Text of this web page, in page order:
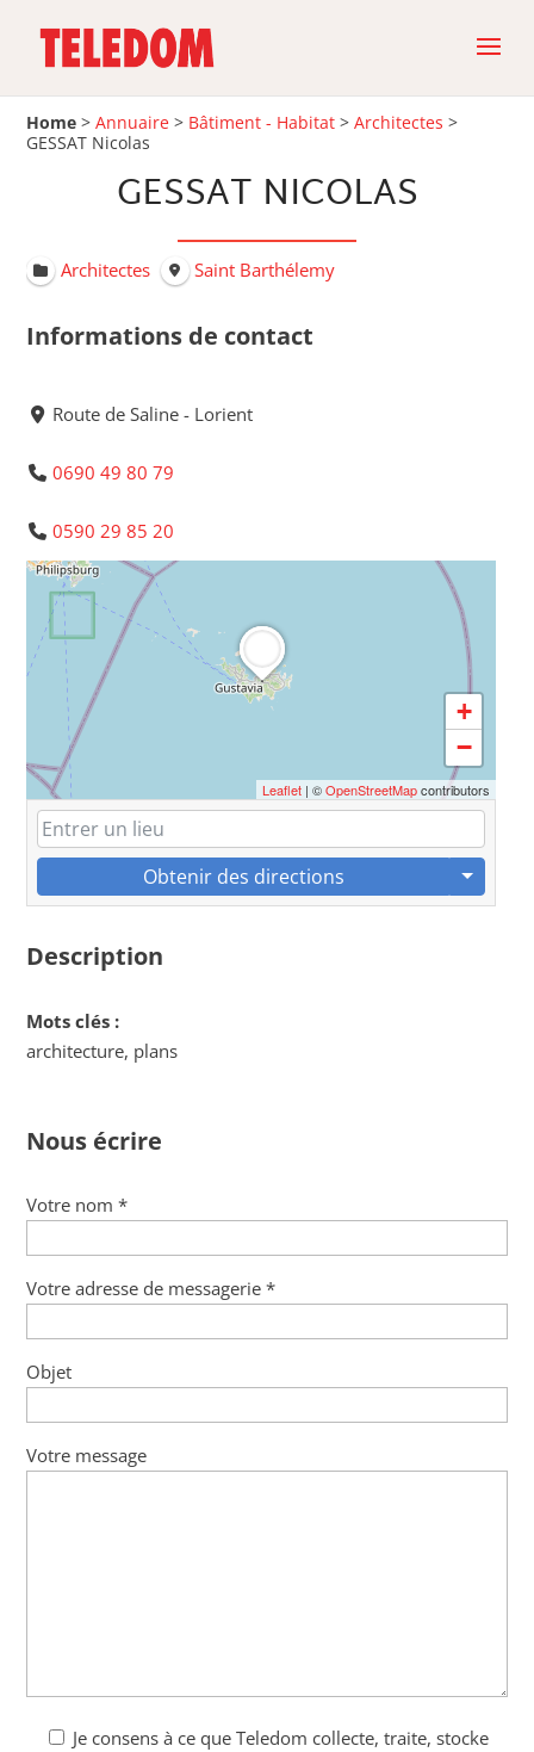
Home >Annuaire > Bâtiment - Habitat >Architectes >
GESSAT Nicolas
GESSAT NICOLAS
Architectes Saint Barthélemy
Informations de contact
Route de Saline - Lorient
0690 49 80 79
0590 29 85 20
+
−
Leaflet| ©OpenStreetMapcontributors
Obtenir des directions
Description
Mots clés :
architecture, plans
Nous écrire
Votre nom *
Votre adresse de messagerie *
Objet
Votre message
Je consens à ce que Teledom collecte, traite, stocke